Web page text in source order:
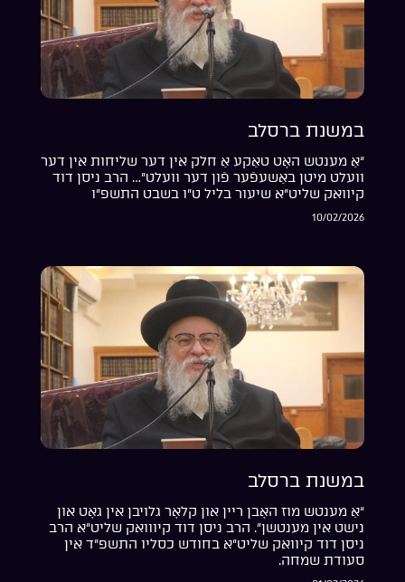
במשנת ברסלב
“אַ מענטש האָט טאַקע אַ חלק אין דער שליחות אין דער
וועלט מיטן באַשעפֿער פֿון דער וועלט”… הרב ניסן דוד
קיוואק שליט”א שיעור בליל ט”ו בשבט התשפ”ו
10/02/2026
במשנת ברסלב
“אַ מענטש מוז האָבן ריין און קלאָר גלויבן אין גאָט און
נישט אין מענטשן”. הרב ניסן דוד קיווואק שליט”א הרב
ניסן דוד קיוואק שליט”א בחודש כסליו התשפ”ד אין
סעודת שמחה.